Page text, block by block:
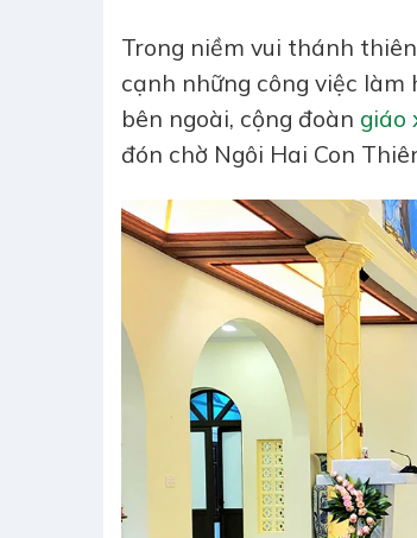
Trong niềm vui thánh
cạnh những công việc làm
bên ngoài, cộng đoàn giáo
đón chờ Ngôi Hai Con